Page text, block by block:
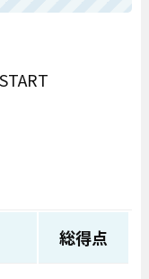
総得点